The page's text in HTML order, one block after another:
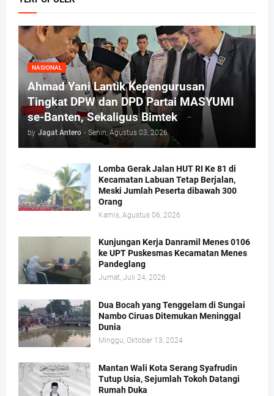
NASIONAL
Ahmad Yani Lantik Kepengurusan
Tingkat DPW dan DPD Partai MASYUMI
se-Banten, Sekaligus Bimtek
by Jagat Antero - Senin, Agustus 03, 2026
Lomba Gerak Jalan HUT RI Ke 81 di
Kecamatan Labuan Tetap Berjalan,
Meski Jumlah Peserta dibawah 300
Orang
Kamis, Agustus 06, 2026
Kunjungan Kerja Danramil Menes 0106
ke UPT Puskesmas Kecamatan Menes
Pandeglang
Jumat, Juli 24, 2026
Dua Bocah yang Tenggelam di Sungai
Nambo Ciruas Ditemukan Meninggal
Dunia
Minggu, Oktober 13, 2024
Mantan Wali Kota Serang Syafrudin
Tutup Usia, Sejumlah Tokoh Datangi
Rumah Duka